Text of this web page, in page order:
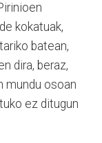
kokatuak,
batean,
dira, beraz,
mundu osoan
ez ditugun